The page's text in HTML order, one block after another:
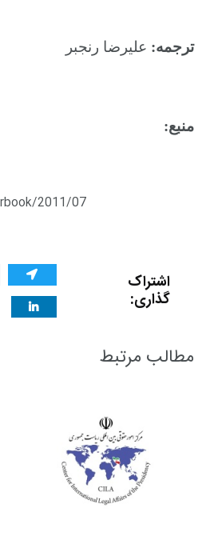
ترجمه: علیرضا رنجبر
منبع:
2011/07
اشتراک
گذاری:
مطالب مرتبط